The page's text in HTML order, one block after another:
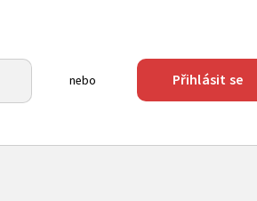
nebo Přihlásit se